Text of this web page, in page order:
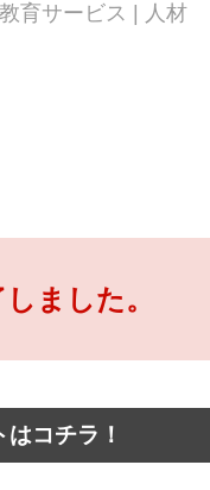
育サービス | 人材
ました。
コチラ！